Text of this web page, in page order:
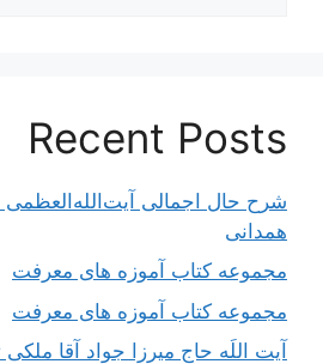
Recent Posts
شرح حال اجمالی
همدانی
مجموعه کتاب آموزه های معرفت
مجموعه کتاب آموزه های معرفت
آیت اللَه حاج میرزا جواد آقا ملکی